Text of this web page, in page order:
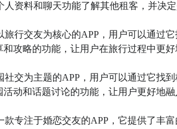
资料和聊天功能了解其他租客，并决定
旅行交友为核心的APP，用户可以通过
攻略的功能，让用户在旅行过程中更好
社交为主题的APP，用户可以通过它找
动和话题讨论的功能，让用户更好地融
款专注于婚恋交友的APP，它提供了丰